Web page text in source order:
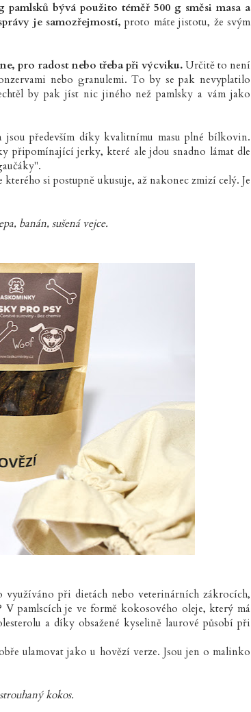
pamlsků bývá použito téměř 500 g směsi masa a
je samozřejmostí, proto máte jistotu, že svým
pro radost nebo třeba při výcviku.Určitě to není
nebo granulemi. To by se pak nevyplatilo
by pak jíst nic jiného než pamlsky a vám jako
především díky kvalitnímu masu plné bílkovin.
připomínající jerky, které ale jdou snadno lámat dle
si postupně ukusuje, až nakonec zmizí celý. Je
banán, sušená vejce.
využíváno při dietách nebo veterinárních zákrocích,
pamlscích je ve formě kokosového oleje, který má
a díky obsažené kyselině laurové působí při
ulamovat jako u hovězí verze. Jsou jen o malinko
kokos.